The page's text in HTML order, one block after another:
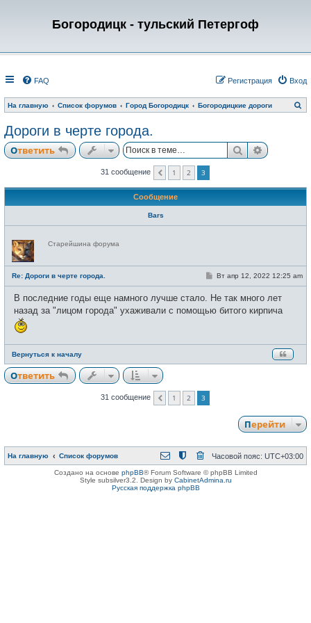
Богородицк - тульский Петергоф
FAQ Вход
Регистрация
На главную Список форумов Город Богородицк Богородицкие дороги
о
Дороги в черте города.
Ответить Поиск
31 сообщение Пред.
1 2 3
Сообщение
Bars
Н
е
в
с
е
т
и
Старейшина форума
Re: Дороги в черте города.
С
б
щ
Вт апр 12, 2022 12:25 am
В последние годы еще намного лучше стало. Не так много лет
назад за "лицом города" ухаживали с помощью битого кирпича
Вернуться к началу
Ответить
31 сообщение Пред.
1 2 3
Перейти
На главную Список форумов Часовой пояс: UTC+03:00
Создано на основе phpBB® Forum Software © phpBB Limited
Style subsilver3.2. Design by CabinetAdmina.ru
Русская поддержка phpBB